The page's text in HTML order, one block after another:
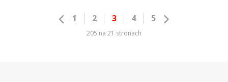
1 2 3 4 5
205 na 21 stronach